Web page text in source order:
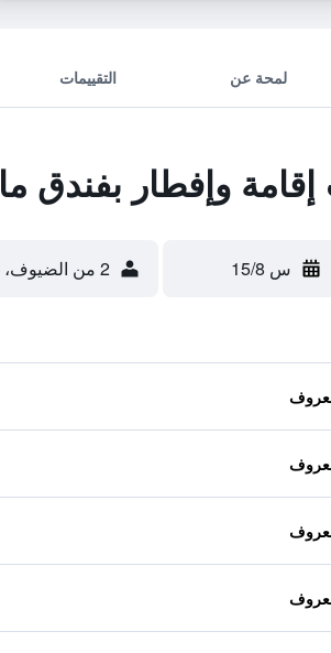
لمحة عن التقييمات
وإفطار بفندق
س 15/8 2 من الضيوف، غرفة واحدة